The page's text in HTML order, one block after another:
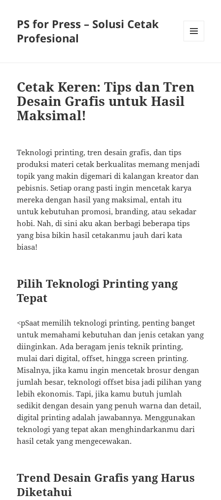
PS for Press – Solusi Cetak
Profesional
Cetak Keren: Tips dan Tren
Desain Grafis untuk Hasil
Maksimal!
Teknologi printing, tren desain grafis, dan tips
produksi materi cetak berkualitas memang menjadi
topik yang makin digemari di kalangan kreator dan
pebisnis. Setiap orang pasti ingin mencetak karya
mereka dengan hasil yang maksimal, entah itu
untuk kebutuhan promosi, branding, atau sekadar
hobi. Nah, di sini aku akan berbagi beberapa tips
yang bisa bikin hasil cetakanmu jauh dari kata
biasa!
Pilih Teknologi Printing yang
Tepat
<pSaat memilih teknologi printing, penting banget
untuk memahami kebutuhan dan jenis cetakan yang
diinginkan. Ada beragam jenis teknik printing,
mulai dari digital, offset, hingga screen printing.
Misalnya, jika kamu ingin mencetak brosur dengan
jumlah besar, teknologi offset bisa jadi pilihan yang
lebih ekonomis. Tapi, jika kamu butuh jumlah
sedikit dengan desain yang penuh warna dan detail,
digital printing adalah jawabannya. Menggunakan
teknologi yang tepat akan menghindarkanmu dari
hasil cetak yang mengecewakan.
Trend Desain Grafis yang Harus
Diketahui